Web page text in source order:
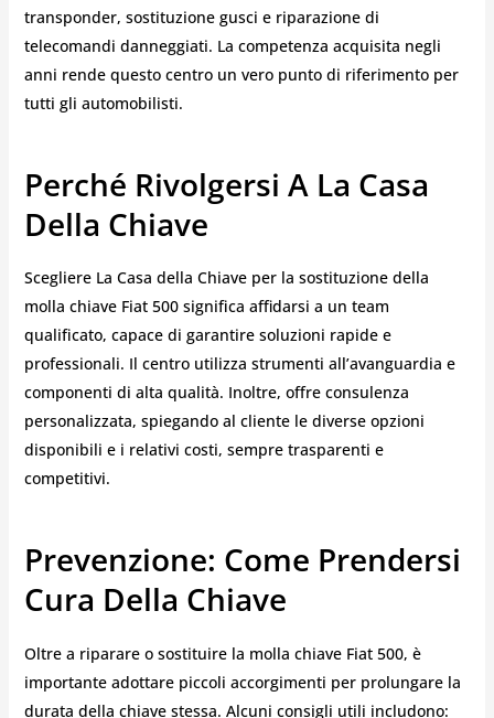
transponder, sostituzione gusci e riparazione di
telecomandi danneggiati. La competenza acquisita negli
anni rende questo centro un vero punto di riferimento per
tutti gli automobilisti.
Perché Rivolgersi A La Casa
Della Chiave
Scegliere La Casa della Chiave per la sostituzione della
molla chiave Fiat 500 significa affidarsi a un team
qualificato, capace di garantire soluzioni rapide e
professionali. Il centro utilizza strumenti all’avanguardia e
componenti di alta qualità. Inoltre, offre consulenza
personalizzata, spiegando al cliente le diverse opzioni
disponibili e i relativi costi, sempre trasparenti e
competitivi.
Prevenzione: Come Prendersi
Cura Della Chiave
Oltre a riparare o sostituire la molla chiave Fiat 500, è
importante adottare piccoli accorgimenti per prolungare la
durata della chiave stessa. Alcuni consigli utili includono: